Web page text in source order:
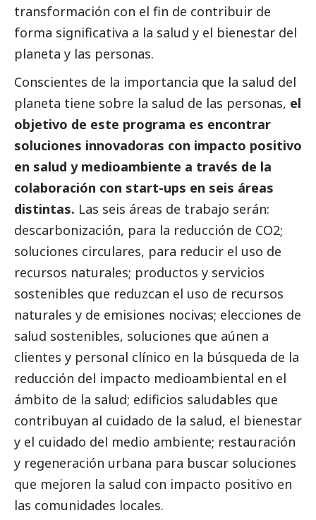
transformación con el fin de contribuir de
forma significativa a la salud y el bienestar del
planeta y las personas.
Conscientes de la importancia que la salud del
planeta tiene sobre la salud de las personas, el
objetivo de este programa es encontrar
soluciones innovadoras con impacto positivo
en salud y medioambiente a través de la
colaboración con start-ups en seis áreas
distintas. Las seis áreas de trabajo serán:
descarbonización, para la reducción de CO2;
soluciones circulares, para reducir el uso de
recursos naturales; productos y servicios
sostenibles que reduzcan el uso de recursos
naturales y de emisiones nocivas; elecciones de
salud sostenibles, soluciones que aúnen a
clientes y personal clínico en la búsqueda de la
reducción del impacto medioambiental en el
ámbito de la salud; edificios saludables que
contribuyan al cuidado de la salud, el bienestar
y el cuidado del medio ambiente; restauración
y regeneración urbana para buscar soluciones
que mejoren la salud con impacto positivo en
las comunidades locales.